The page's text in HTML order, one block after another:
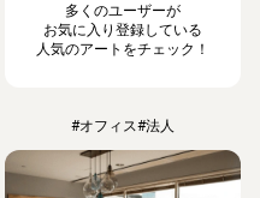
多くのユーザーが
お気に入り登録している
人気のアートをチェック！
#オフィス#法人